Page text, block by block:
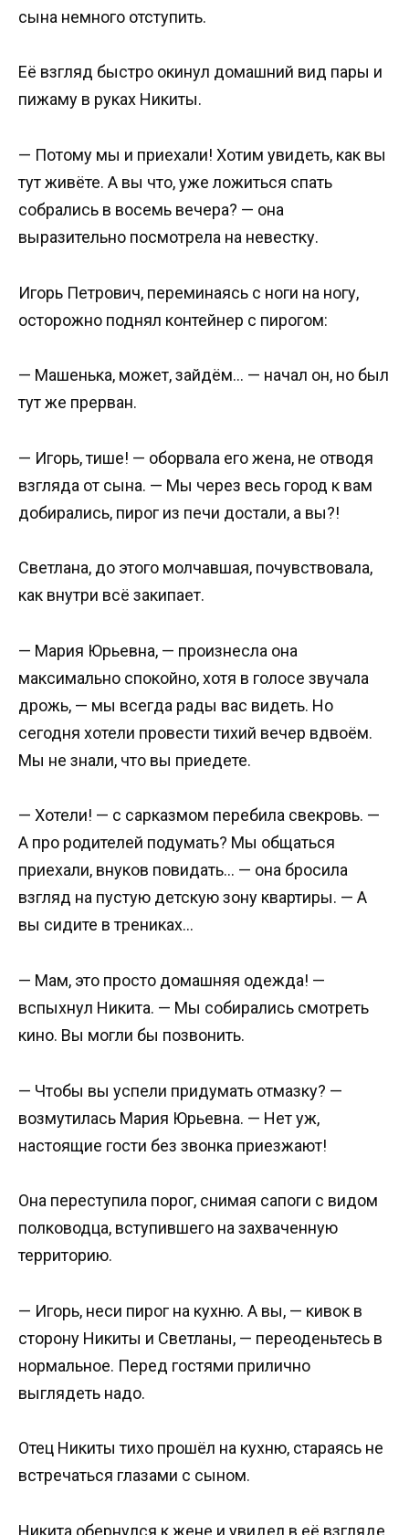
сына немного отступить.
Её взгляд быстро окинул домашний вид пары и
пижаму в руках Никиты.
— Потому мы и приехали! Хотим увидеть, как вы
тут живёте. А вы что, уже ложиться спать
собрались в восемь вечера? — она
выразительно посмотрела на невестку.
Игорь Петрович, переминаясь с ноги на ногу,
осторожно поднял контейнер с пирогом:
— Машенька, может, зайдём… — начал он, но был
тут же прерван.
— Игорь, тише! — оборвала его жена, не отводя
взгляда от сына. — Мы через весь город к вам
добирались, пирог из печи достали, а вы?!
Светлана, до этого молчавшая, почувствовала,
как внутри всё закипает.
— Мария Юрьевна, — произнесла она
максимально спокойно, хотя в голосе звучала
дрожь, — мы всегда рады вас видеть. Но
сегодня хотели провести тихий вечер вдвоём.
Мы не знали, что вы приедете.
— Хотели! — с сарказмом перебила свекровь. —
А про родителей подумать? Мы общаться
приехали, внуков повидать… — она бросила
взгляд на пустую детскую зону квартиры. — А
вы сидите в трениках…
— Мам, это просто домашняя одежда! —
вспыхнул Никита. — Мы собирались смотреть
кино. Вы могли бы позвонить.
— Чтобы вы успели придумать отмазку? —
возмутилась Мария Юрьевна. — Нет уж,
настоящие гости без звонка приезжают!
Она переступила порог, снимая сапоги с видом
полководца, вступившего на захваченную
территорию.
— Игорь, неси пирог на кухню. А вы, — кивок в
сторону Никиты и Светланы, — переоденьтесь в
нормальное. Перед гостями прилично
выглядеть надо.
Отец Никиты тихо прошёл на кухню, стараясь не
встречаться глазами с сыном.
Никита обернулся к жене и увидел в её взгляде